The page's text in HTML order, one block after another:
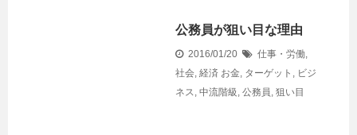
公務員が狙い目な理由
2016/01/20 仕事・労働,
社会, 経済 お金, ターゲット , ビジ
ネス, 中流階級 , 公務員, 狙い目